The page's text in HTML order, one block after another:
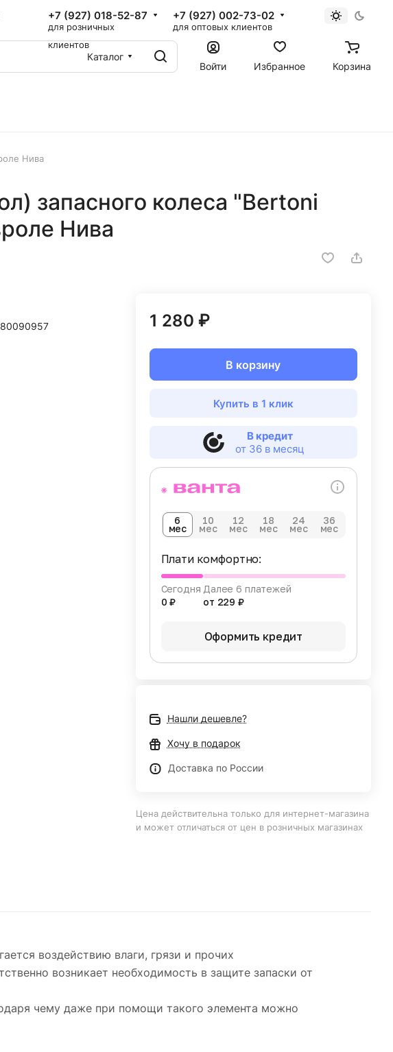
+7 (927) 018-52-87
для розничных
клиентов
+7 (927) 002-73-02
для оптовых клиентов
Каталог
Войти
Избранное Корзина
Нива
запасного колеса "Bertoni
Нива
1 280 ₽
В корзину
Купить в 1 клик
В кредит
от 36 в месяц
6
мес
10
мес
12
мес
18
мес
24
мес
36
мес
Плати комфортно:
Сегодня
0 ₽
Далее 6 платежей
от 229 ₽
Оформить кредит
Нашли дешевле?
Хочу в подарок
Доставка по России
Цена действительна только для интернет-магазина
и может отличаться от цен в розничных магазинах
воздействию влаги, грязи и прочих
возникает необходимость в защите запаски от
чему даже при помощи такого элемента можно